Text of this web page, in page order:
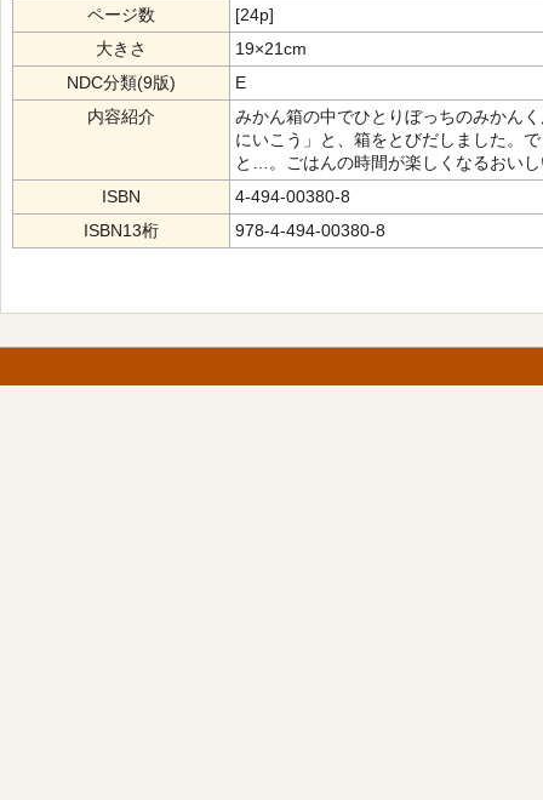
ページ数
[24p]
大きさ
19×21cm
NDC分類(9版)
E
内容紹介
みかん箱の中でひとりぼっちのみかん
にいこう」と、箱をとびだしました。
と…。ごはんの時間が楽しくなるおい
ISBN
4-494-00380-8
ISBN13桁
978-4-494-00380-8